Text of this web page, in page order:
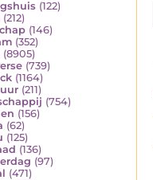
(122)
(212)
(146)
(352)
(8905)
(739)
(1164)
(211)
(754)
(156)
(62)
(125)
(136)
(97)
(471)